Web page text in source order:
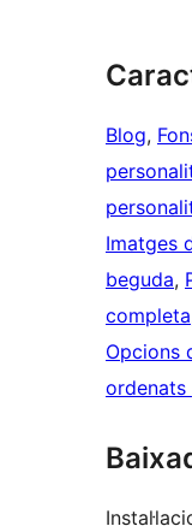
Blog,
Imatges
beguda,
completa
Opcions